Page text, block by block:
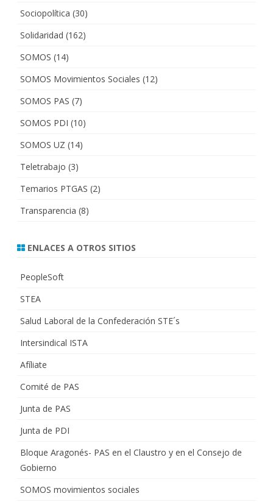
Sociopolítica (30)
Solidaridad (162)
SOMOS (14)
SOMOS Movimientos Sociales (12)
SOMOS PAS (7)
SOMOS PDI (10)
SOMOS UZ (14)
Teletrabajo (3)
Temarios PTGAS (2)
Transparencia (8)
ENLACES A OTROS SITIOS
PeopleSoft
STEA
Salud Laboral de la Confederación STE´s
Intersindical ISTA
Afíliate
Comité de PAS
Junta de PAS
Junta de PDI
Bloque Aragonés- PAS en el Claustro y en el Consejo de
Gobierno
SOMOS movimientos sociales